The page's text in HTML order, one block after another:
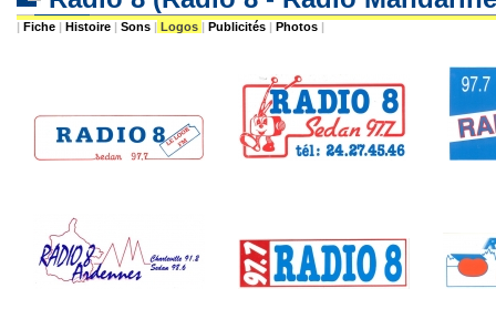
| Fiche | Histoire | Sons | Logos | Publicités | Photos |